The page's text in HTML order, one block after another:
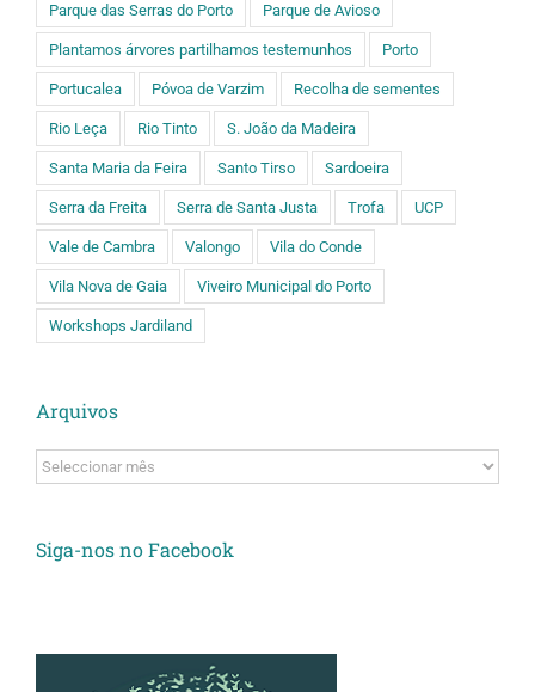
Parque das Serras do Porto Parque de Avioso
Plantamos árvores partilhamos testemunhos Porto
Portucalea Póvoa de Varzim Recolha de sementes
Rio Leça Rio Tinto S. João da Madeira
Santa Maria da Feira Santo Tirso Sardoeira
Serra da Freita Serra de Santa Justa Trofa UCP
Vale de Cambra Valongo Vila do Conde
Vila Nova de Gaia Viveiro Municipal do Porto
Workshops Jardiland
Arquivos
Arquivos
Siga-nos no Facebook